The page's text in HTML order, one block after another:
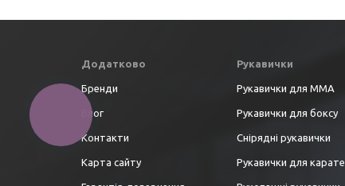
Додатково
Бренди
Блог
Контакти
Карта сайту
Рукавички
Рукавички для ММА
Рукавички для боксу
Снірядні рукавички
Рукавички для карате